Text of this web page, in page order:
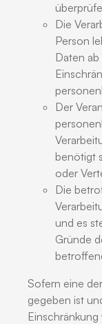
Die
Person
Daten
Der
benötigt
oder
Die
und es
Gründe
Sofern eine
gegeben ist